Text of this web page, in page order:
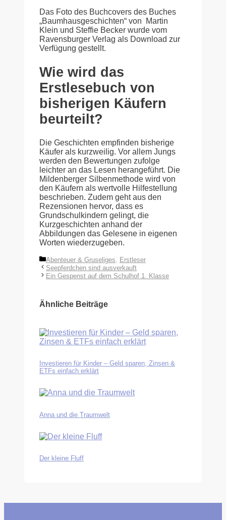
Das Foto des Buchcovers des Buches
„Baumhausgeschichten“ von Martin
Klein und Steffie Becker wurde vom
Ravensburger Verlag als Download zur
Verfügung gestellt.
Wie wird das
Erstlesebuch von
bisherigen Käufern
beurteilt?
Die Geschichten empfinden bisherige
Käufer als kurzweilig. Vor allem Jungs
werden den Bewertungen zufolge
leichter an das Lesen herangeführt. Die
Mildenberger Silbenmethode wird von
den Käufern als wertvolle Hilfestellung
beschrieben. Zudem geht aus den
Rezensionen hervor, dass es
Grundschulkindern gelingt, die
Kurzgeschichten anhand der
Abbildungen das Gelesene in eigenen
Worten wiederzugeben.
Kategorien
Abenteuer & Gruseliges, Erstleser
Seepferdchen sind ausverkauft
Ein Gespenst auf dem Schulhof 1. Klasse
Ähnliche Beiträge
Investieren für Kinder – Geld sparen, Zinsen &
ETFs einfach erklärt
Anna und die Traumwelt
Der kleine Fluff